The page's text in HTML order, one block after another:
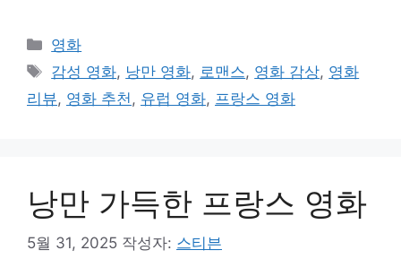
카
테
리
영화
태
그
감성 영화, 낭만 영화, 로맨스, 영화 감상, 영화
리뷰, 영화 추천, 유럽 영화, 프랑스 영화
낭만 가득한 프랑스 영화
5월 31, 2025 작성자: 스티븐